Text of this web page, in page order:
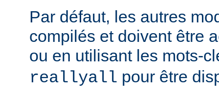
Par défaut, les autres
compilés et doivent être
ou en utilisant les mots-
reallyall pour être